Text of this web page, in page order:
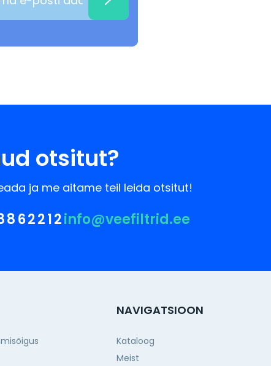
otsitut?
ja me aitame teil leida otsitut!
info@veefiltrid.ee
NAVIGATSIOON
Kataloog
Meist